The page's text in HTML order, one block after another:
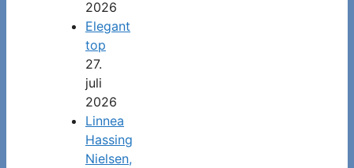
2026
Elegant
top
27.
juli
2026
Linnea
Hassing
Nielsen,